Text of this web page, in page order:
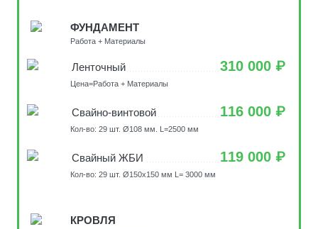
ФУНДАМЕНТ
Работа + Материалы
Ленточный 310 000 ₽
Цена=Работа + Материалы
Свайно-винтовой 116 000 ₽
Кол-во: 29 шт. Ø108 мм. L=2500 мм
Свайный ЖБИ 119 000 ₽
Кол-во: 29 шт. Ø150х150 мм L= 3000 мм
КРОВЛЯ